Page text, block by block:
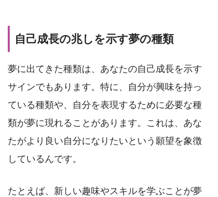
自己成長の兆しを示す夢の種類
夢に出てきた種類は、あなたの自己成長を示す
サインでもあります。特に、自分が興味を持っ
ている種類や、自分を表現するために必要な種
類が夢に現れることがあります。これは、あな
たがより良い自分になりたいという願望を象徴
しているんです。
たとえば、新しい趣味やスキルを学ぶことが夢